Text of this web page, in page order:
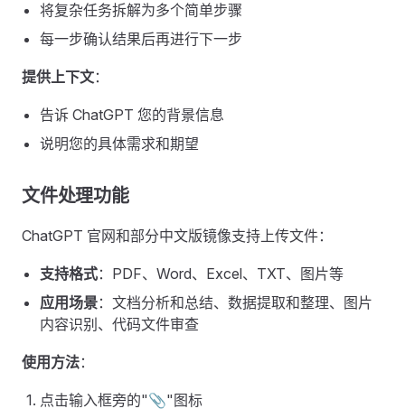
将复杂任务拆解为多个简单步骤
每一步确认结果后再进行下一步
提供上下文：
告诉 ChatGPT 您的背景信息
说明您的具体需求和期望
文件处理功能
ChatGPT 官网和部分中文版镜像支持上传文件：
支持格式：PDF、Word、Excel、TXT、图片等
应用场景：文档分析和总结、数据提取和整理、图片
内容识别、代码文件审查
使用方法：
点击输入框旁的"📎"图标